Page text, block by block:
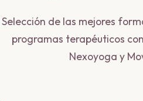
Selección de las mejores
programas terapéuticos
Nexoyoga y